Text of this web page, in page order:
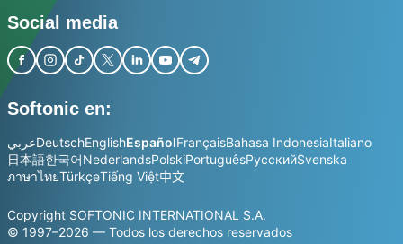
Social media
Softonic en:
عربيDeutschEnglishEspañolFrançaisBahasa IndonesiaItaliano
日本語한국어NederlandsPolskiPortuguêsРусскийSvenska
ภาษาไทยTürkçeTiếng Việt中文
Copyright SOFTONIC INTERNATIONAL S.A.
© 1997–2026 — Todos los derechos reservados